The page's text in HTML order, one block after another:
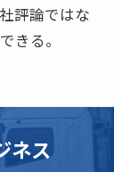
評論ではな
きる。
ネス